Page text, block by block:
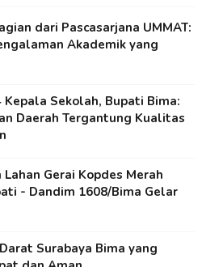
dari Pascasarjana UMMAT:
Akademik yang
Kepala Sekolah, Bupati Bima:
Daerah Tergantung Kualitas
Gerai Kopdes Merah
- Dandim 1608/Bima Gelar
Surabaya Bima yang